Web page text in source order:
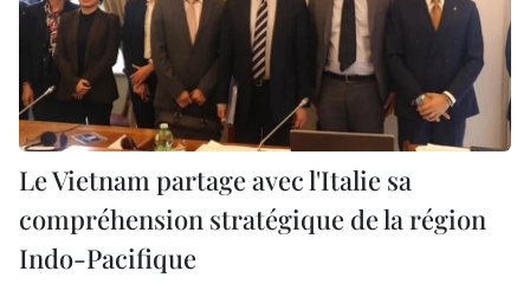
Le Vietnam partage avec l'Italie sa
compréhension stratégique de la région
Indo-Pacifique